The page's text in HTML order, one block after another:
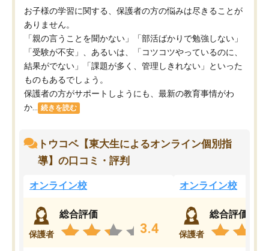
お子様の学習に関する、保護者の方の悩みは尽きることが
ありません。
「親の言うことを聞かない」「部活ばかりで勉強しない」
「受験が不安」、あるいは、「コツコツやっているのに、
結果がでない」「課題が多く、管理しきれない」といった
ものもあるでしょう。
保護者の方がサポートしようにも、最新の教育事情がわ
か...
続きを読む
トウコベ【東大生によるオンライン個別指
導】の口コミ・評判
オンライン校
保護者
総合評価
3.4
オンライン校
保護者
総合評価